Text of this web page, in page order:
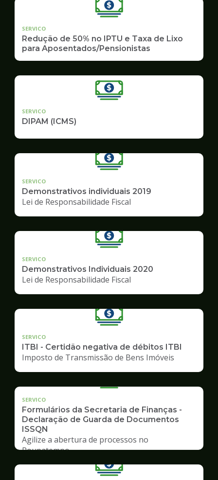
SERVICO
Redução de 50% no IPTU e Taxa de Lixo
para Aposentados/Pensionistas
SERVICO
DIPAM (ICMS)
SERVICO
Demonstrativos individuais 2019
Lei de Responsabilidade Fiscal
SERVICO
Demonstrativos Individuais 2020
Lei de Responsabilidade Fiscal
SERVICO
ITBI - Certidão negativa de débitos ITBI
Imposto de Transmissão de Bens Imóveis
SERVICO
Formulários da Secretaria de Finanças -
Declaração de Guarda de Documentos
ISSQN
Agilize a abertura de processos no
Poupatempo